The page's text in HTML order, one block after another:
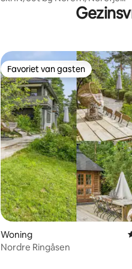
Favoriet van gasten
Favoriet van gasten
Woning
Nordre Ringåsen